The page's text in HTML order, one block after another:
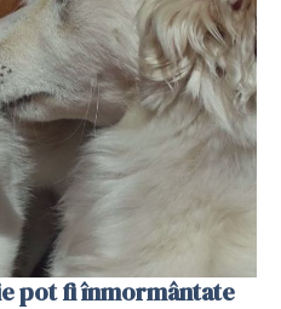
pot fi înmormântate